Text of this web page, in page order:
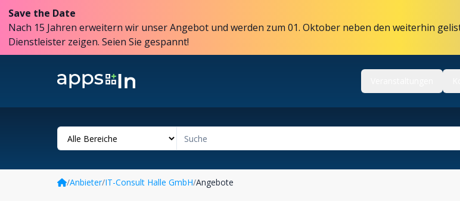
Save the Date
Nach 15 Jahren erweitern wir unser Angebot und werden zum 01. Oktober neben den weiterhin
Dienstleister zeigen. Seien Sie gespannt!
/Anbieter/IT-Consult Halle GmbH/Angebote